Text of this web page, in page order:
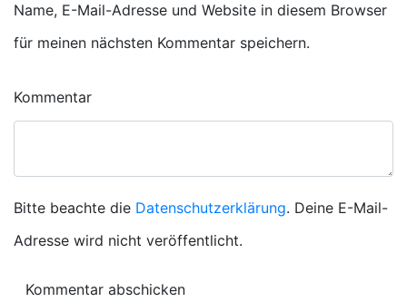
Name, E-Mail-Adresse und Website in diesem Browser
für meinen nächsten Kommentar speichern.
Kommentar
Bitte beachte die Datenschutzerklärung. Deine E-Mail-
Adresse wird nicht veröffentlicht.